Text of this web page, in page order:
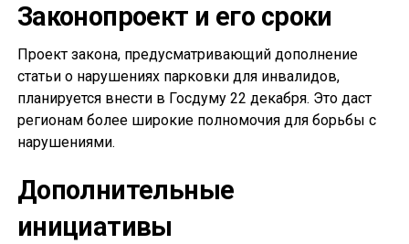
Законопроект и его сроки
Проект закона, предусматривающий дополнение
статьи о нарушениях парковки для инвалидов,
планируется внести в Госдуму 22 декабря. Это даст
регионам более широкие полномочия для борьбы с
нарушениями.
Дополнительные
инициативы